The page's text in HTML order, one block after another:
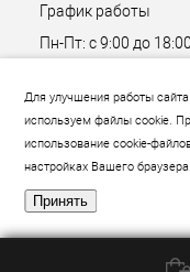
Для улучшения работы
используем файлы cookie.
использование cookie-
настройках Вашего браузера.
Принять
График работы
Пн-Пт: с 9:00 до 18:00